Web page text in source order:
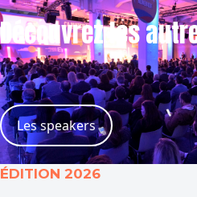
Découvrez les
Les speakers
ÉDITION 2026